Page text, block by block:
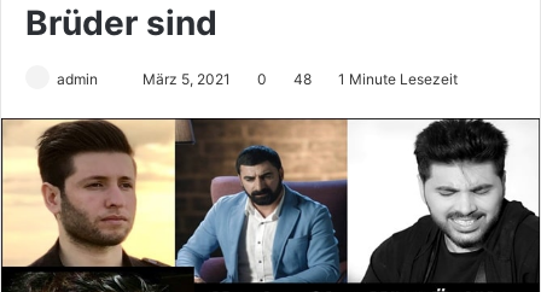
Brüder sind
admin
n
u
n
s
März 5, 2021 0 48 1 Minute Lesezeit